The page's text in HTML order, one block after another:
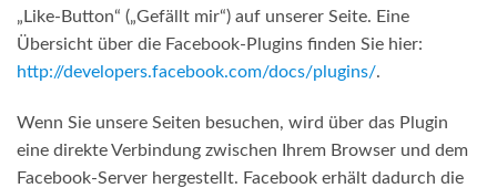
„Like-Button“ („Gefällt mir“) auf unserer Seite. Eine
Übersicht über die Facebook-Plugins finden Sie hier:
http://developers.facebook.com/docs/plugins/.
Wenn Sie unsere Seiten besuchen, wird über das Plugin
eine direkte Verbindung zwischen Ihrem Browser und dem
Facebook-Server hergestellt. Facebook erhält dadurch die